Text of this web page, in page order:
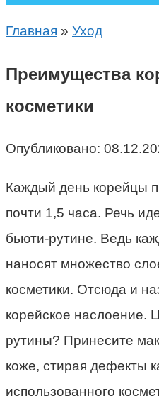
Главная » Уход
Преимущества
косметики
Опубликовано:
Каждый день корейцы
почти 1,5 часа. Речь
бьюти-рутине. Ведь
наносят множество
косметики. Отсюда и
корейское наслоение.
рутины? Принесите
коже, стирая дефекты
использованного